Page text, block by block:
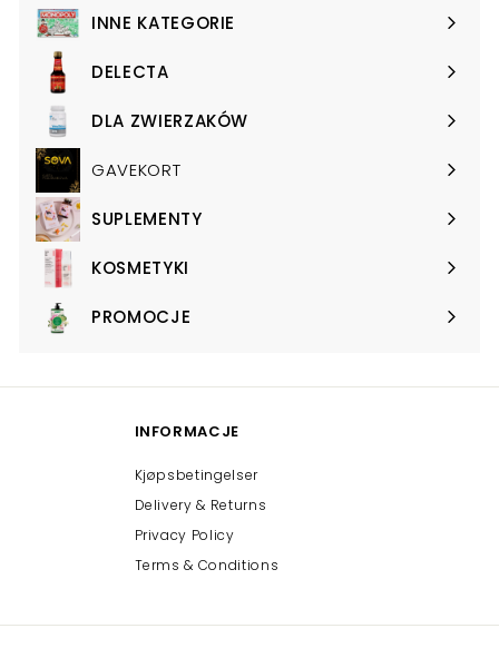
submenuINNE KATEGORIE
Expand
submenuDELECTA
Expand
submenuDLA ZWIERZAKÓW
Expand
submenuGAVEKORT
SUPLEMENTY
Expand
submenuKOSMETYKI
Expand
submenuPROMOCJE
Expand
INFORMACJE
Kjøpsbetingelser
Delivery & Returns
Privacy Policy
Terms & Conditions